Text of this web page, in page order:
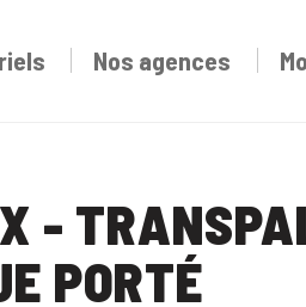
Nos agences
-
PORTÉ